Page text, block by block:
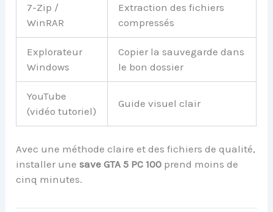
7-Zip /
WinRAR
Extraction des fichiers
compressés
Explorateur
Windows
Copier la sauvegarde dans
le bon dossier
YouTube
(vidéo tutoriel)
Guide visuel clair
Avec une méthode claire et des fichiers de qualité,
installer unesave GTA 5 PC 100 prend moins de
cinq minutes.